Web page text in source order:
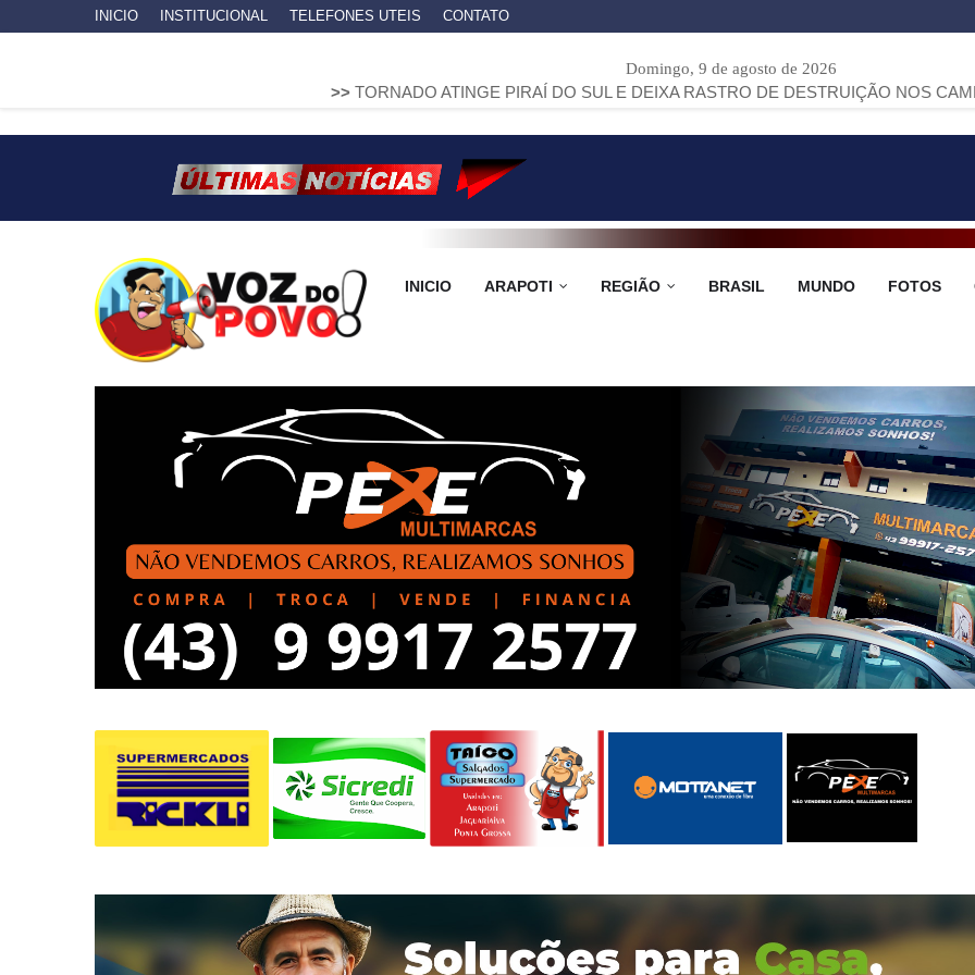
INICIO INSTITUCIONAL TELEFONES UTEIS CONTATO
Domingo, 9 de agosto de 2026
TORNADO ATINGE PIRAÍ DO SUL E DEIXA RASTRO DE DESTRUIÇÃO NOS CAMPOS GERAIS
INICIO ARAPOTI REGIÃO BRASIL MUNDO FOTOS